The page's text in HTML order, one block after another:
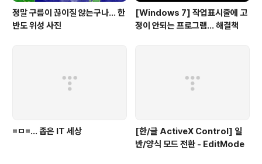
정말 구름이 끊이질 않는구나... 한
반도 위성 사진
[Windows 7] 작업표시줄에 고
정이 안되는 프로그램... 해결책
=ㅁ=... 좁은 IT 세상
[한/글 ActiveX Control] 일
반/양식 모드 전환 - EditMode